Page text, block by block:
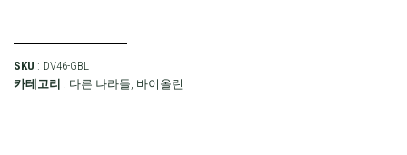
SKU : DV46-GBL
카테고리 : 다른 나라들 바이올린